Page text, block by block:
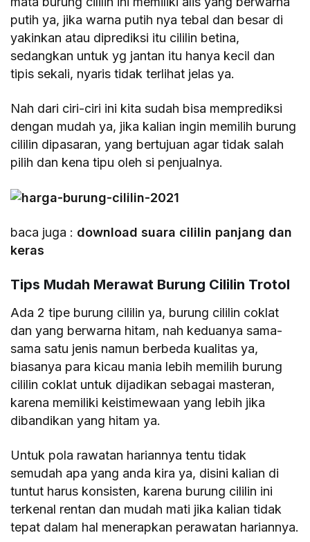
putih ya, jika warna putih nya tebal dan besar di
yakinkan atau diprediksi itu cililin betina,
sedangkan untuk yg jantan itu hanya kecil dan
tipis sekali, nyaris tidak terlihat jelas ya.
Nah dari ciri-ciri ini kita sudah bisa memprediksi
dengan mudah ya, jika kalian ingin memilih burung
cililin dipasaran, yang bertujuan agar tidak salah
pilih dan kena tipu oleh si penjualnya.
baca juga : download suara cililin panjang dan
keras
Tips Mudah Merawat Burung Cililin Trotol
Ada 2 tipe burung cililin ya, burung cililin coklat
dan yang berwarna hitam, nah keduanya sama-
sama satu jenis namun berbeda kualitas ya,
biasanya para kicau mania lebih memilih burung
cililin coklat untuk dijadikan sebagai masteran,
karena memiliki keistimewaan yang lebih jika
dibandikan yang hitam ya.
Untuk pola rawatan hariannya tentu tidak
semudah apa yang anda kira ya, disini kalian di
tuntut harus konsisten, karena burung cililin ini
terkenal rentan dan mudah mati jika kalian tidak
tepat dalam hal menerapkan perawatan hariannya.